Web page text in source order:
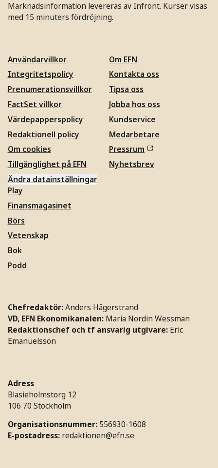
Marknadsinformation levereras av Infront. Kurser visas
med 15 minuters fördröjning.
Användarvillkor
Integritetspolicy
Prenumerationsvillkor
FactSet villkor
Värdepapperspolicy
Redaktionell policy
Om cookies
Tillgänglighet på EFN
Ändra datainställningar
Om EFN
Kontakta oss
Tipsa oss
Jobba hos oss
Kundservice
Medarbetare
Pressrum
Nyhetsbrev
Play
Finansmagasinet
Börs
Vetenskap
Bok
Podd
Chefredaktör:Anders Hägerstrand
VD, EFN Ekonomikanalen: Maria Nordin Wessman
Redaktionschef och tf ansvarig utgivare: Eric
Emanuelsson
Adress
Blasieholmstorg 12
106 70 Stockholm
Organisationsnummer: 556930-1608
E-postadress: redaktionen@efn.se